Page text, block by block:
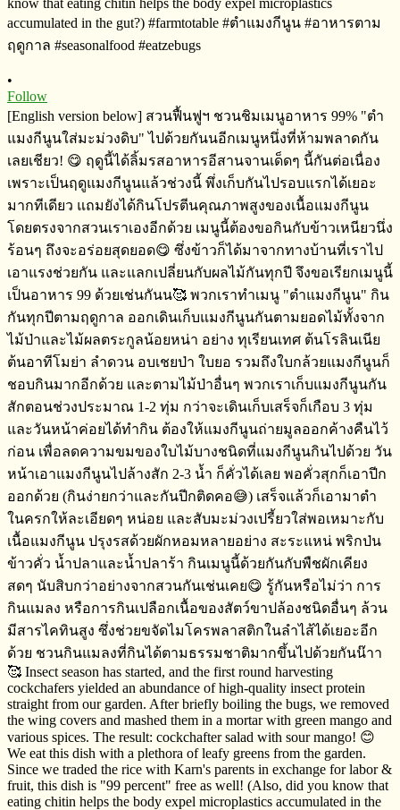
•
Follow
[English version below] สวนฟื้นฟูฯ​ ชวนชิมเมนูอาหาร​ 99%​ "ตำ
แมงกีนูนใส่มะม่วงดิบ" ไปด้วยกันนอีกเมนูหนึ่งที่ห้ามพลาดกัน
เลยเชียว! 😋 ฤดูนี้ได้ลิ้มรสอาหารอีสานจานเด็ดๆ​ นี้กันต่อเนื่อง​
เพราะเป็นฤดูแมงกีนูนแล้วช่วงนี้​ พึ่งเก็บกันไปรอบแรกได้เยอะ
มากทีเดียว​ แถมยังได้กินโปรตีน​คุณภาพสูงของเนื้อแมงกีนูน​
โดยตรงจากสวนเราเองอีกด้วย​ เมนูนี้ต้องขอกินกับข้าวเหนียว​นึ่ง
ร้อนๆ​ ถึงจะอร่อยสุดยอด😋 ซึ่งข้าวก็ได้มาจากทางบ้านที่เราไป
เอาแรงช่วยกัน​ และแลกเปลี่ย​นกับ​ผลไม้กันทุกปี​ จึงขอเรียกเมนูนี้
เป็นอาหาร​ 99 ด้วยเช่นกันน🥰 พวกเราทำเมนู​ "ตำแมงกีนูน" กิน
กันทุกปีตามฤดูกาล​ ออกเดินเก็บแมงกีนูนกันตามยอดไม้ทั้งจาก
ไม้ป่า​และไม้ผลตระกูลน้อยหน่า​ อย่าง​ ทุเรียนเทศ​ ต้นโรลิ​นเนีย​
ต้นอาทีโมย่า​ ลำดวน​ อบเชยป่า ใบยอ​ รวมถึงใบกล้วย​แมงกีนูนก็
ชอบกินมากอีกด้วย​ และตามไม้ป่าอื่นๆ​ พวกเราเก็บแมงกีนูนกัน
สักตอนช่วงประมาณ​ 1-2 ทุ่ม​ กว่าจะเดินเก็บเสร็จ​ก็เกือบ​ 3 ทุ่ม​
และวันหน้าค่อยได้ทำกิน​ ต้องให้แมงกีนูนถ่ายมูลออกค้างคืนไว้
ก่อน​ เพื่อลดความขมของใบไม้บางชนิดที่แมงกีนูนกินไปด้วย วัน
หน้าเอาแมงกีนูนไปล้างสัก​ 2-3 น้ำ​ ก็คั่วได้เลย​ พอคั่วสุกก็เอาปีก
ออก​ด้วย​ (กินง่ายกว่าและกันปีกติดคอ😅) เสร็จ​แล้วก็เอามาตำ
ในครกให้ละเอียดๆ​ หน่อย​ และสับมะม่วงเปรี้ยวใส่พอเหมาะกับ
เนื้อแมงกีนูน​ ปรุงรสด้วยผักหอมหลายอย่าง​ ​สะระแหน่ พริกป่น​
ข้าวคั่ว​ น้ำปลาและน้ำปลาร้า​ กินเมนูนี้ด้วยกันกับพืชผักเคียง
สดๆ​ นับสิบกว่าอย่างจากสวนกันเช่นเคย😋 รู้กันหรือไม่​ว่า​ การ
กินแมลง​ หรือการกินเปลือกเนื้อของสัตว์ขาปล้องชนิดอื่นๆ​ ล้วน
มีสารไคทินสูง​ ซึ่งช่วยขจัดไมโครพลาสติก​ในลำไส้ได้เยอะอีก
ด้วย​ ชวนกินแมลงที่กินได้ตามธรรมชาติมากขึ้นไปด้วยกันน๊าา
🥰 Insect season has started, and the first round harvesting
cockchafers yielded an abundance of high-quality insect protein
straight from our garden. After briefly boiling the bugs, we removed
the wing covers and mashed them in a mortar with green mango and
various spices. The result: cockchafter salad with sour mango! 😊
We eat this dish with a plethora of leafy greens from the garden.
Since we traded the rice with Karn's parents in exchange for labor &
fruit, this dish is "99 percent" free as well! (Also, did you know that
eating chitin helps the body expel microplastics accumulated in the